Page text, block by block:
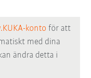
konto för att
med dina
ändra detta i